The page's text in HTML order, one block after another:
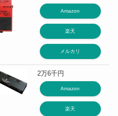
Amazon
楽天
メルカリ
2万6千円
Amazon
楽天